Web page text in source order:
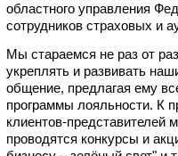
областного управления
сотрудников страховых и
Мы стараемся не раз от
укреплять и развивать
общение, предлагая ему
программы лояльности. К
клиентов-представителей
проводятся конкурсы и